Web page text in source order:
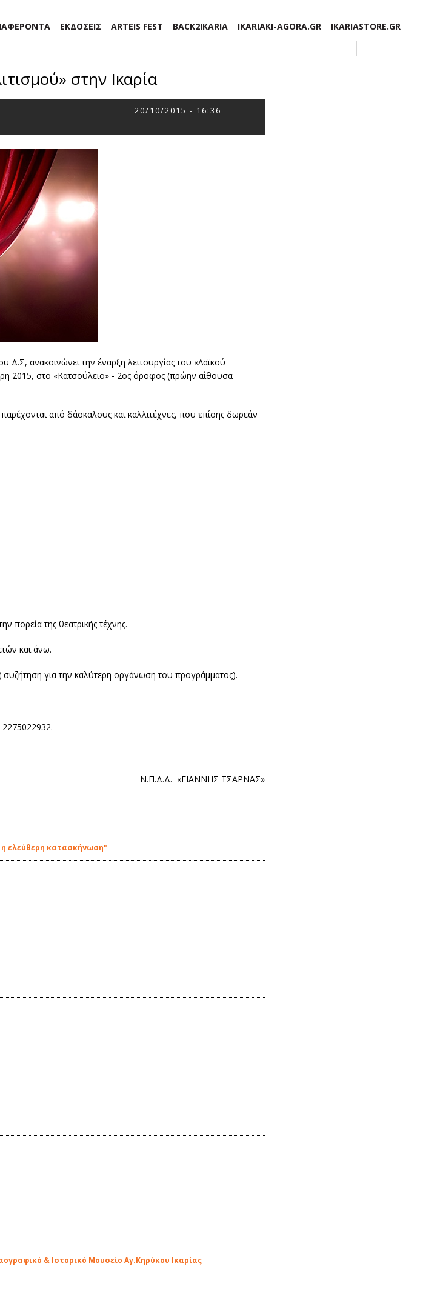
ΕΚΔΟΣΕΙΣ ARTEIS FEST BACK2IKARIA IKARIAKI-AGORA.GR
IKARIASTORE.GR
στην Ικαρία
20/10/2015 - 16:36
ανακοινώνει την έναρξη λειτουργίας του «Λαϊκού
2015, στο «Κατσούλειο» - 2ος όροφος (πρώην αίθουσα
από δάσκαλους και καλλιτέχνες, που επίσης δωρεάν
πορεία της θεατρικής τέχνης.
και άνω.
για την καλύτερη οργάνωση του προγράμματος).
Ν.Π.Δ.Δ. «ΓΙΑΝΝΗΣ ΤΣΑΡΝΑΣ»
η ελεύθερη κατασκήνωση"
& Ιστορικό Μουσείο Αγ.Κηρύκου Ικαρίας